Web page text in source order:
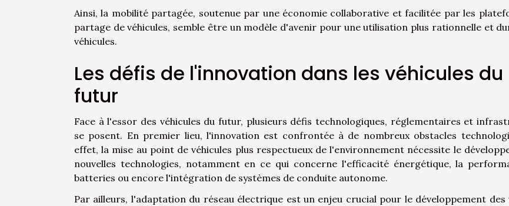
Ainsi, la mobilité partagée, soutenue par une économie collaborative et facilitée par les
partage de véhicules, semble être un modèle d'avenir pour une utilisation plus rationnelle et
véhicules.
Les défis de l'innovation dans les véhicules du
futur
Face à l'essor des véhicules du futur, plusieurs défis technologiques, réglementaires et
se posent. En premier lieu, l'innovation est confrontée à de nombreux obstacles
effet, la mise au point de véhicules plus respectueux de l'environnement nécessite le
nouvelles technologies, notamment en ce qui concerne l'efficacité énergétique, la
batteries ou encore l'intégration de systèmes de conduite autonome.
Par ailleurs, l'adaptation du réseau électrique est un enjeu crucial pour le développement des